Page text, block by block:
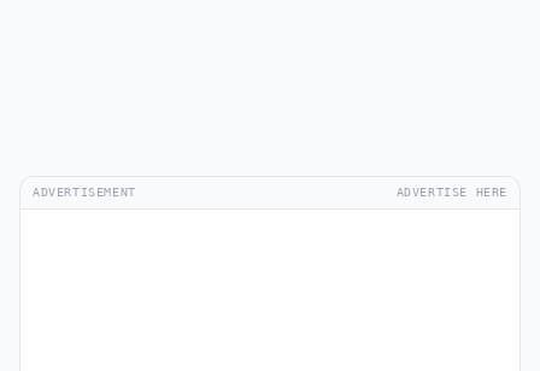
ADVERTISEMENT ADVERTISE HERE